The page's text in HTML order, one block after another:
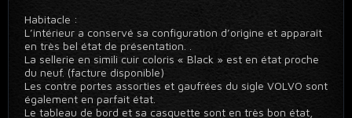
Habitacle :
L’intérieur a conservé sa configuration d’origine et apparaît
en très bel état de présentation. .
La sellerie en simili cuir coloris « Black » est en état proche
du neuf. (facture disponible)
Les contre portes assorties et gaufrées du sigle VOLVO sont
également en parfait état.
Le tableau de bord et sa casquette sont en très bon état,